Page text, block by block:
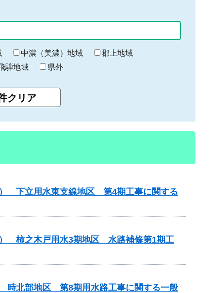
中濃（美濃）地域
郡上地域
騨地域 県外
下立用水東支線地区 第4期工事に関する
） 柿之木戸用水3期地区 水路補修第1期工
時北部地区 第8期用水路工事に関する一般